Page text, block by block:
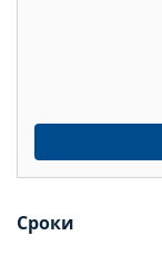
Сроки